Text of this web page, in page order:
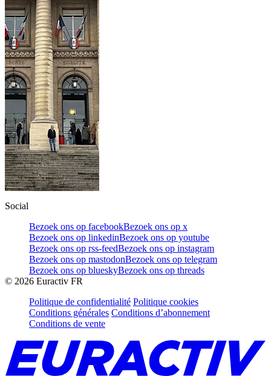
Social
Bezoek ons op facebookBezoek ons op x
Bezoek ons op linkedinBezoek ons op youtube
Bezoek ons op rss-feedBezoek ons op instagram
Bezoek ons op mastodonBezoek ons op telegram
Bezoek ons op blueskyBezoek ons op threads
© 2026 Euractiv FR
Politique de confidentialité Politique cookies
Conditions générales Conditions d’abonnement
Conditions de vente